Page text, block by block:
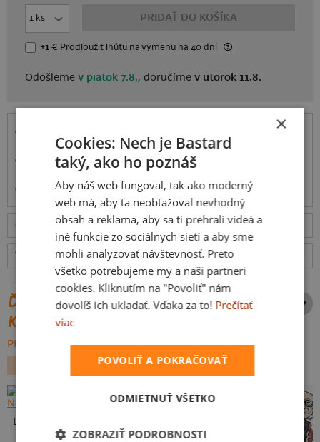
PRIDAŤ DO KOŠÍKA
+1 € Prodloužit lhůtuna výmenu na 40 dní
Odošlemev piatok 7.8., doručímev utorok 11.8.
dievčatá.
Ušité je zo100% bavlny s úpravou proti zrážaniu so
strednou gramážou látky (150 g/m²).
Informácie o produkte
Odošlemev piatok 7.8.,doručíme v utorok 11.8.
Tabuľka veľkostí: Akú vybrať?
ĎALŠIE POTLAČE Z ROVNAKEJ
KATEGÓRIE
PREHĽADÁVAŤ VŠETKO:
FILMY A SERIÁLY
JEDLO NARODENINOVÁ
×
Cookies: Nech je Bastard
taký, ako ho poznáš
Aby náš web fungoval, tak ako moderný
web má, aby ťa neobťažoval nevhodný
obsah a reklama, aby sa ti prehrali videá a
iné funkcie zo sociálnych sietí a aby sme
mohli analyzovať návštevnosť. Preto
všetko potrebujeme my a naši partneri
cookies. Kliknutím na "Povoliť" nám
dovolíš ich ukladať. Vďaka za to! Prečítať
viac
POVOLIŤ A POKRAČOVAŤ
ODMIETNUŤ VŠETKO
ZOBRAZIŤ PODROBNOSTI